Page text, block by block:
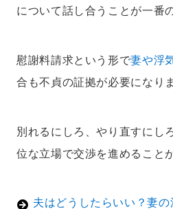
について話し合うことが一番
慰謝料請求という形で妻や浮
合も不貞の証拠が必要になり
別れるにしろ、やり直すにし
位な立場で交渉を進めること
夫はどうしたらいい？妻